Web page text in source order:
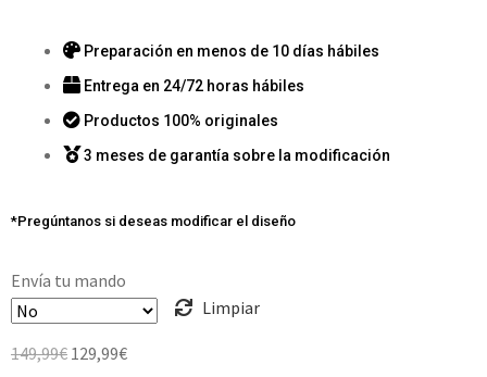
Preparación en menos de 10 días hábiles
Entrega en 24/72 horas hábiles
Productos 100% originales
3 meses de garantía sobre la modificación
*Pregúntanos si deseas modificar el diseño
Envía tu mando
Limpiar
149,99€ 129,99€